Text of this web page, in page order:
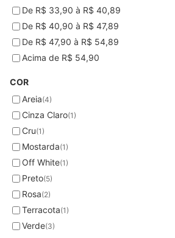
De R$ 33,90 à R$ 40,89
De R$ 40,90 à R$ 47,89
De R$ 47,90 à R$ 54,89
Acima de R$ 54,90
COR
Areia(4)
Cinza Claro(1)
Cru(1)
Mostarda(1)
Off White(1)
Preto(5)
Rosa(2)
Terracota(1)
Verde(3)